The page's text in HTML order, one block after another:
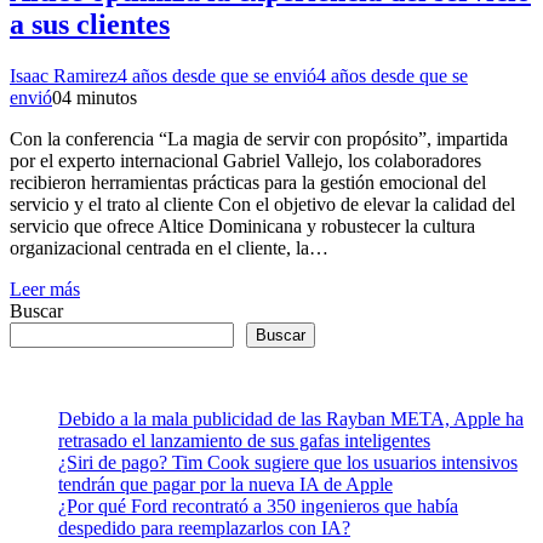
a sus clientes
Isaac Ramirez4 años desde que se envió4 años desde que se
envió04 minutos
Con la conferencia “La magia de servir con propósito”, impartida
por el experto internacional Gabriel Vallejo, los colaboradores
recibieron herramientas prácticas para la gestión emocional del
servicio y el trato al cliente Con el objetivo de elevar la calidad del
servicio que ofrece Altice Dominicana y robustecer la cultura
organizacional centrada en el cliente, la…
Leer más
Buscar
Buscar
Debido a la mala publicidad de las Rayban META, Apple ha
retrasado el lanzamiento de sus gafas inteligentes
¿Siri de pago? Tim Cook sugiere que los usuarios intensivos
tendrán que pagar por la nueva IA de Apple
¿Por qué Ford recontrató a 350 ingenieros que había
despedido para reemplazarlos con IA?